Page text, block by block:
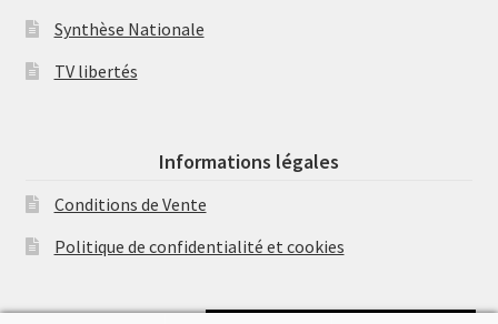
Synthèse Nationale
TV libertés
Informations légales
Conditions de Vente
Politique de confidentialité et cookies